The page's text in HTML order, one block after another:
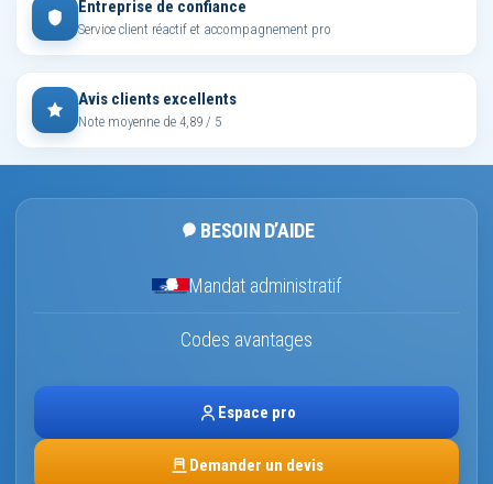
Entreprise de confiance
Service client réactif et accompagnement pro
Avis clients excellents
Note moyenne de 4,89 / 5
BESOIN D’AIDE
Mandat administratif
Codes avantages
Espace pro
Demander un devis